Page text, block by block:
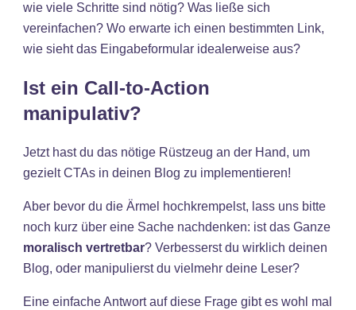
wie viele Schritte sind nötig? Was ließe sich
vereinfachen? Wo erwarte ich einen bestimmten Link,
wie sieht das Eingabeformular idealerweise aus?
Ist ein Call-to-Action
manipulativ?
Jetzt hast du das nötige Rüstzeug an der Hand, um
gezielt CTAs in deinen Blog zu implementieren!
Aber bevor du die Ärmel hochkrempelst, lass uns bitte
noch kurz über eine Sache nachdenken: ist das Ganze
moralisch vertretbar? Verbesserst du wirklich deinen
Blog, oder manipulierst du vielmehr deine Leser?
Eine einfache Antwort auf diese Frage gibt es wohl mal